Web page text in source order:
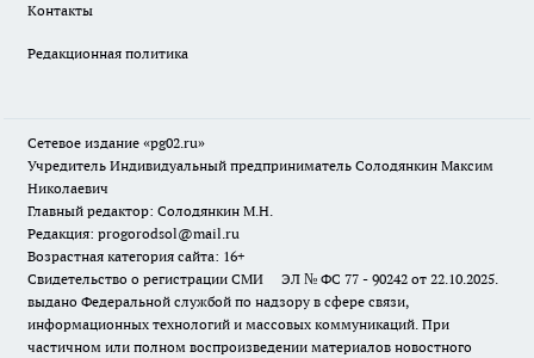
Контакты
Редакционная политика
Сетевое издание «pg02.ru»
Учредитель Индивидуальный предприниматель Солодянкин Максим
Николаевич
Главный редактор: Солодянкин М.Н.
Редакция: progorodsol@mail.ru
Возрастная категория сайта: 16+
Свидетельство о регистрации СМИ ЭЛ № ФС 77 - 90242 от 22.10.2025.
выдано Федеральной службой по надзору в сфере связи,
информационных технологий и массовых коммуникаций. При
частичном или полном воспроизведении материалов новостного